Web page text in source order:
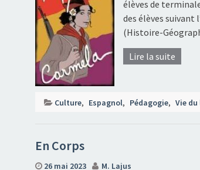
élèves de
des élèves suivant
(Histoire-
Lire la suite
Culture, Espagnol, Pédagogie, Vie du
En Corps
26 mai 2023 M. Lajus